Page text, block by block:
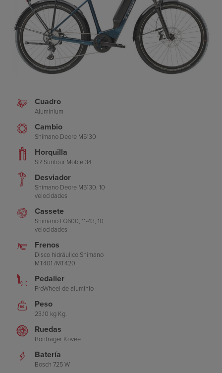
Cuadro
Aluminium
Cambio
Shimano Deore M5130
Horquilla
SR Suntour Mobie 34
Desviador
Shimano Deore M5130, 10
velocidades
Cassete
Shimano LG600, 11-43, 10
velocidades
Frenos
Disco hidráulico Shimano
MT401 /MT420
Pedalier
ProWheel de aluminio
Peso
23.10 kg Kg.
Ruedas
Bontrager Kovee
Batería
Bosch 725 W